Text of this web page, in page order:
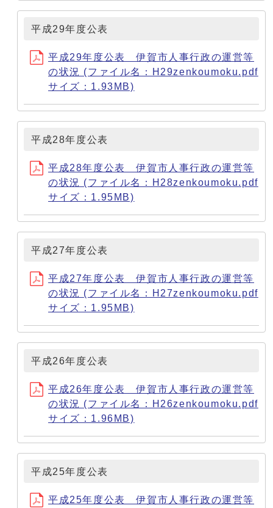
平成29年度公表
平成29年度公表 伊賀市人事行政の運営等
の状況 (ファイル名：H29zenkoumoku.pdf
サイズ：1.93MB)
平成28年度公表
平成28年度公表 伊賀市人事行政の運営等
の状況 (ファイル名：H28zenkoumoku.pdf
サイズ：1.95MB)
平成27年度公表
平成27年度公表 伊賀市人事行政の運営等
の状況 (ファイル名：H27zenkoumoku.pdf
サイズ：1.95MB)
平成26年度公表
平成26年度公表 伊賀市人事行政の運営等
の状況 (ファイル名：H26zenkoumoku.pdf
サイズ：1.96MB)
平成25年度公表
平成25年度公表 伊賀市人事行政の運営等